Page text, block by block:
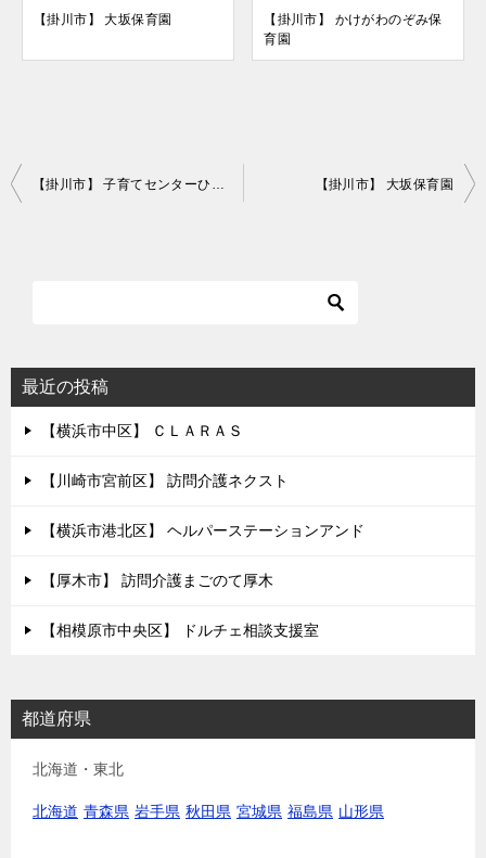
【掛川市】 大坂保育園
【掛川市】 かけがわのぞみ保
育園
投
シ
ョ
【掛川市】 大坂保育園
最近の投稿
【横浜市中区】 ＣＬＡＲＡＳ
【川崎市宮前区】 訪問介護ネクスト
【横浜市港北区】 ヘルパーステーションアンド
【厚木市】 訪問介護まごのて厚木
【相模原市中央区】 ドルチェ相談支援室
都道府県
北海道・東北
北海道 青森県 岩手県 秋田県 宮城県 福島県 山形県